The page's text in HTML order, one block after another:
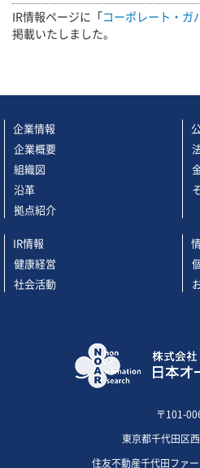
IR情報ページに「コーポレート・ガ
掲載いたしました。
企業情報
企業概要
組織図
沿革
拠点紹介
IR情報
健康経営
社会活動
〒101-
東京都千代田区
住友不動産千代田ファ